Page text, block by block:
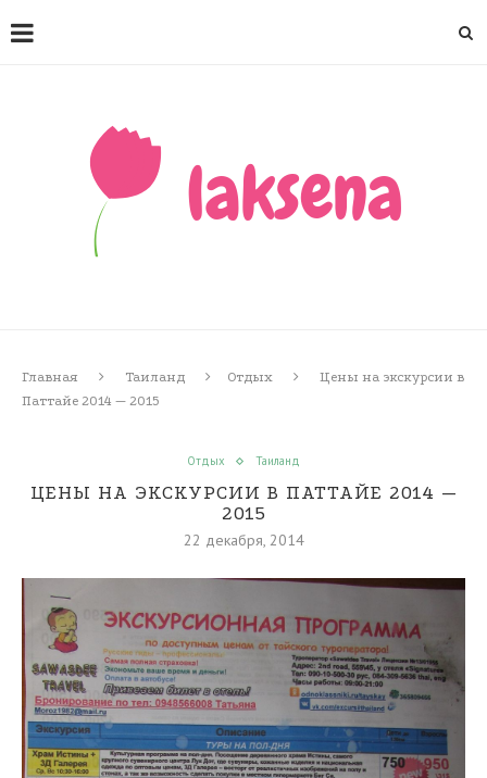
Главная Таиланд Отдых
Цены на экскурсии в
Паттайе 2014 — 2015
Отдых Таиланд
ЦЕНЫ НА ЭКСКУРСИИ В ПАТТАЙЕ 2014 —
2015
22 декабря, 2014